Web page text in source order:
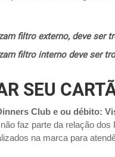
filtro externo, deve ser
filtro interno deve ser
SEU
Club e ou débito:
faz parte da relação
na marca para